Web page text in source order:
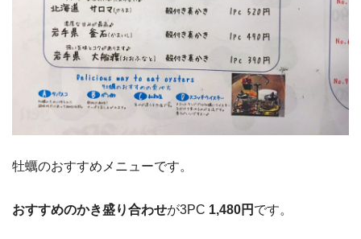
牡蠣のおすすめメニューです。
おすすめのかき盛り合わせが3PC 1,480円 です。